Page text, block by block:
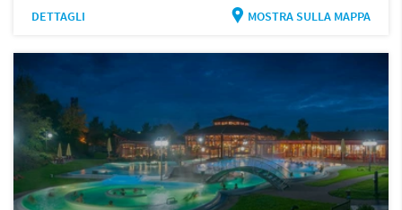
DETTAGLI MOSTRA SULLA MAPPA